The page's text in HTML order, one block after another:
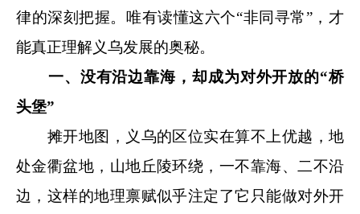
律的深刻把握。 唯有读懂这六个“非同寻常”，才
能真正理解义乌发展的奥秘。
一、没有沿边靠海，却成为对外开放的“桥
头堡”
摊开地图，义乌的区位实在算不上优越，地
处金衢盆地，山地丘陵环绕，一不靠海、二不沿
边，这样的地理禀赋似乎注定了它只能做对外开